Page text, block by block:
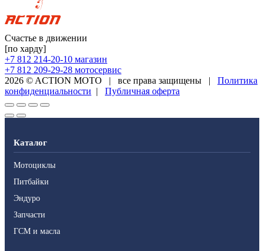
Счастье в движении
[по харду]
+7 812 214-20-10 магазин
+7 812 209-29-28 мотосервис
2026 © ACTION MOTO | все права защищены |
Политика
конфиденциальности | Публичная оферта
Каталог
Мотоциклы
Питбайки
Эндуро
Запчасти
ГСМ и масла